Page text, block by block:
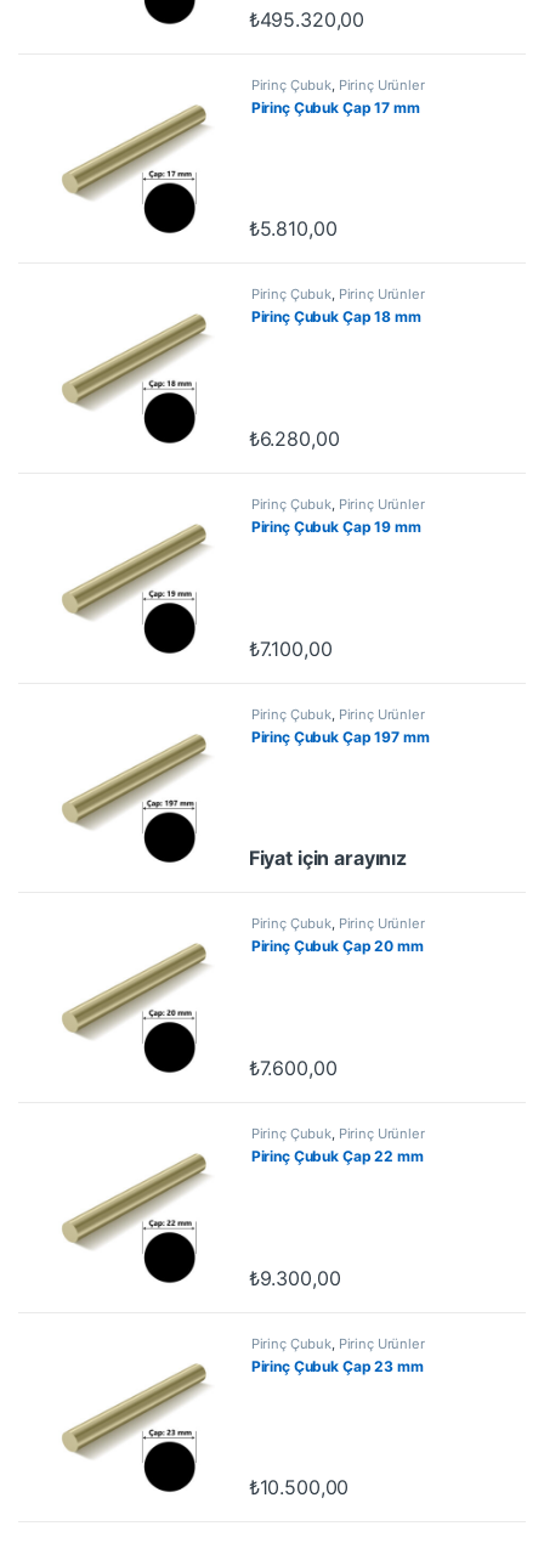
₺495.320,00
Pirinç Çubuk, Pirinç Ürünler
Pirinç Çubuk Çap 17 mm
₺5.810,00
Pirinç Çubuk, Pirinç Ürünler
Pirinç Çubuk Çap 18 mm
₺6.280,00
Pirinç Çubuk, Pirinç Ürünler
Pirinç Çubuk Çap 19 mm
₺7.100,00
Pirinç Çubuk, Pirinç Ürünler
Pirinç Çubuk Çap 197 mm
Fiyat için arayınız
Pirinç Çubuk, Pirinç Ürünler
Pirinç Çubuk Çap 20 mm
₺7.600,00
Pirinç Çubuk, Pirinç Ürünler
Pirinç Çubuk Çap 22 mm
₺9.300,00
Pirinç Çubuk, Pirinç Ürünler
Pirinç Çubuk Çap 23 mm
₺10.500,00